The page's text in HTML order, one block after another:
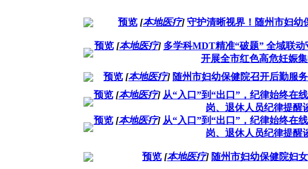
预览 [本地医疗] 守护清晰视界！随州市妇幼
预览 [本地医疗] 多学科MDT精准“破题” 全域联
开展全市红色高危妊娠
预览 [本地医疗] 随州市妇幼保健院召开后勤服
预览 [本地医疗] 从“入口”到“出口”，纪律始终
岗、退休人员纪律提醒
预览 [本地医疗] 从“入口”到“出口”，纪律始终
岗、退休人员纪律提醒
预览 [本地医疗] 随州市妇幼保健院妇